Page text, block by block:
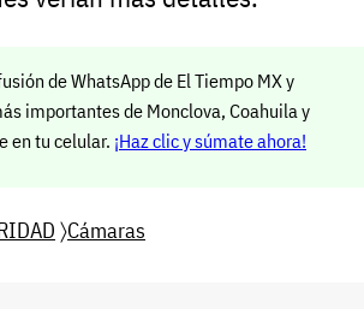
de WhatsApp de El Tiempo MX y
importantes de Monclova, Coahuila y
en tu celular. ¡Haz clic y súmate ahora!
〉Cámaras